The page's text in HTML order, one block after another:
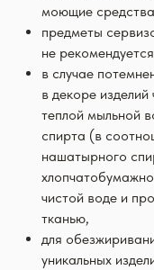
моющие
предметы
не
в случае
в декоре
теплой мыльной
спирта (в
нашатырного
чистой воде и
тканью,
для
уникальных